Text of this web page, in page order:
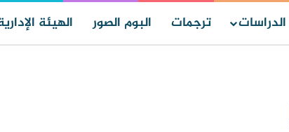
الدراسات ترجمات البوم الصور الهيئة